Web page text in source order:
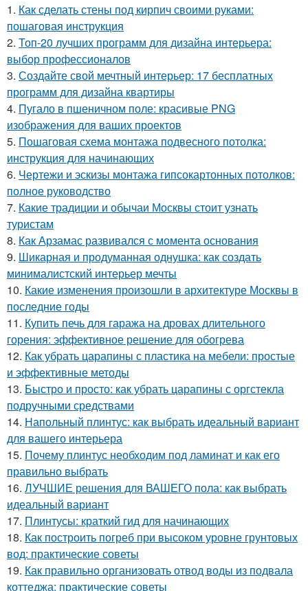
1. Как сделать стены под кирпич своими руками:
пошаговая инструкция
2. Топ-20 лучших программ для дизайна интерьера:
выбор профессионалов
3. Создайте свой мечтный интерьер: 17 бесплатных
программ для дизайна квартиры
4. Пугало в пшеничном поле: красивые PNG
изображения для ваших проектов
5. Пошаговая схема монтажа подвесного потолка:
инструкция для начинающих
6. Чертежи и эскизы монтажа гипсокартонных потолков:
полное руководство
7. Какие традиции и обычаи Москвы стоит узнать
туристам
8. Как Арзамас развивался с момента основания
9. Шикарная и продуманная однушка: как создать
минималистский интерьер мечты
10. Какие изменения произошли в архитектуре Москвы в
последние годы
11. Купить печь для гаража на дровах длительного
горения: эффективное решение для обогрева
12. Как убрать царапины с пластика на мебели: простые
и эффективные методы
13. Быстро и просто: как убрать царапины с оргстекла
подручными средствами
14. Напольный плинтус: как выбрать идеальный вариант
для вашего интерьера
15. Почему плинтус необходим под ламинат и как его
правильно выбрать
16. ЛУЧШИЕ решения для ВАШЕГО пола: как выбрать
идеальный вариант
17. Плинтусы: краткий гид для начинающих
18. Как построить погреб при высоком уровне грунтовых
вод: практические советы
19. Как правильно организовать отвод воды из подвала
коттеджа: практические советы